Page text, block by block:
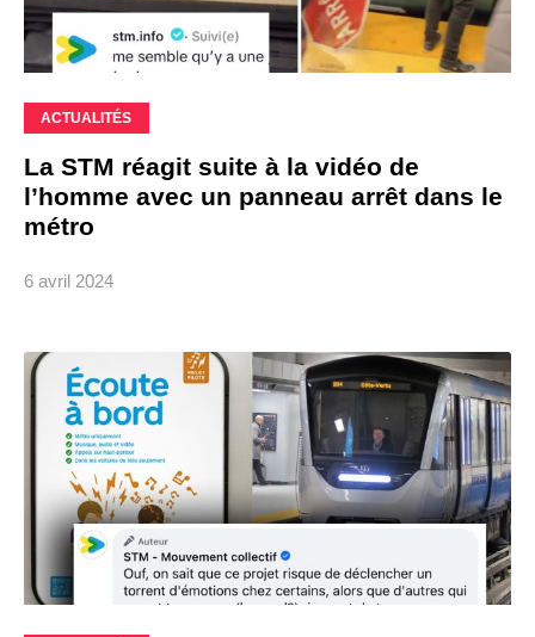
ACTUALITÉS
La STM réagit suite à la vidéo de
l’homme avec un panneau arrêt dans le
métro
6 avril 2024